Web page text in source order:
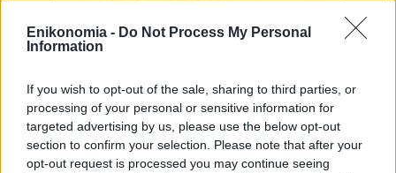
Enikonomia - Do Not Process My Personal
Information
If you wish to opt-out of the sale, sharing to third parties, or
processing of your personal or sensitive information for
targeted advertising by us, please use the below opt-out
section to confirm your selection. Please note that after your
opt-out request is processed you may continue seeing
«Πρόσθεσα 5 βήματα αυτοφροντίδας
στη ρουτίνα μου και η ζωή μου άλλαξε
ολοκληρωτικά»